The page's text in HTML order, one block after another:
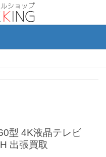
出張買取